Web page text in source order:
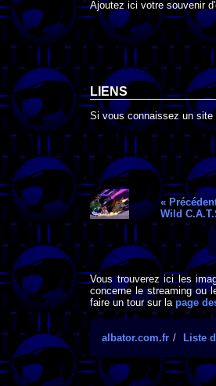
Ajoutez ici votre souvenir
LIENS
Si vous connaissez un site
«
Wild
Vous trouverez ici les
concerne le streaming ou
faire un tour sur la page
albator.com.fr Liste